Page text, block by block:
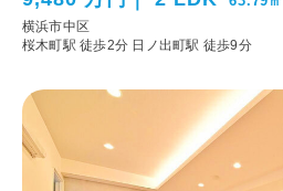
横浜市中区
桜木町駅 徒歩2分 日ノ出町駅 徒歩9分